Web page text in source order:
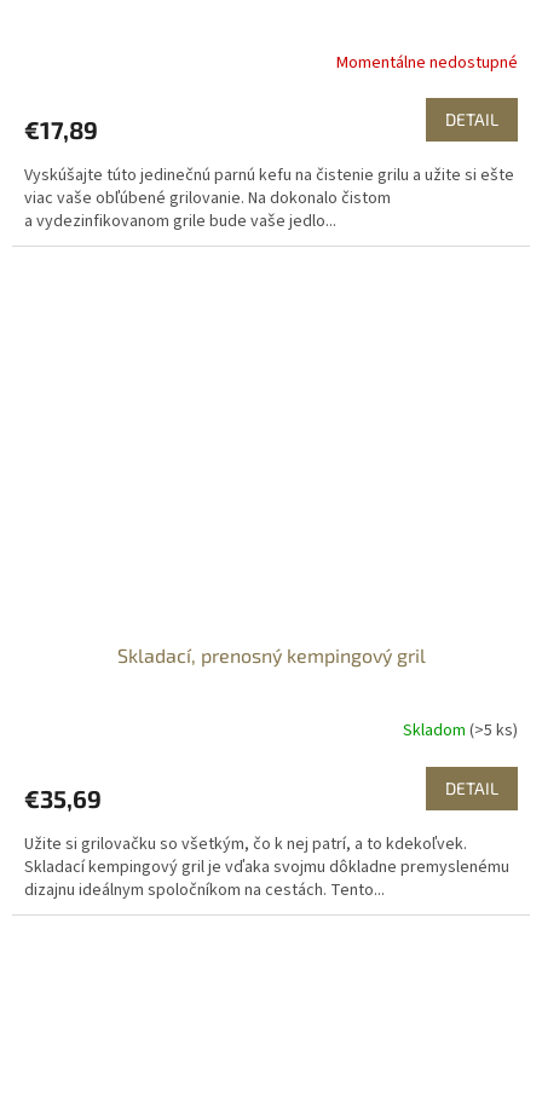
Momentálne nedostupné
€17,89 DETAIL
Vyskúšajte túto jedinečnú parnú kefu na čistenie grilu a užite si ešte
viac vaše obľúbené grilovanie. Na dokonalo čistom
a vydezinfikovanom grile bude vaše jedlo...
Skladací, prenosný kempingový gril
Skladom (>5 ks)
€35,69 DETAIL
Užite si grilovačku so všetkým, čo k nej patrí, a to kdekoľvek.
Skladací kempingový gril je vďaka svojmu dôkladne premyslenému
dizajnu ideálnym spoločníkom na cestách. Tento...